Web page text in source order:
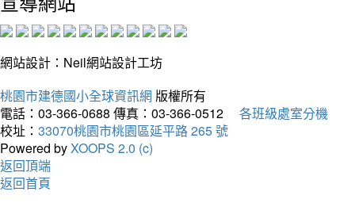
網站設計：Neil網站設計工坊
桃園市建德國小全球資訊網 版權所有
電話：03-366-0688 傳真：03-366-0512
各班級處室分機
校址： 33070桃園市桃園區延平路 265 號
Powered byXOOPS 2.0 (c)
返回頂端
返回首頁